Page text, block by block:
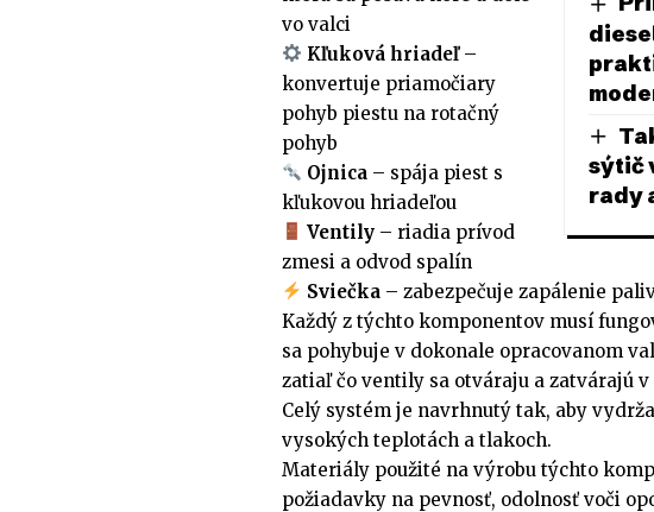
sýtič
rady
vo valci
Kľuková hriadeľ–
konvertuje priamočiary
pohyb piestu na rotačný
pohyb
Ojnica – spája piest s
kľukovou hriadeľou
Ventily – riadia prívod
zmesi a odvod spalín
Sviečka – zabezpečuje zapálenie
Každý z týchto komponentov musí
sa pohybuje v dokonale opracovanom
zatiaľ čo ventily sa otváraju a zatvárajú
Celý systém je navrhnutý tak, aby
vysokých teplotách a tlakoch.
Materiály použité na výrobu týchto
požiadavky na pevnosť, odolnosť voči